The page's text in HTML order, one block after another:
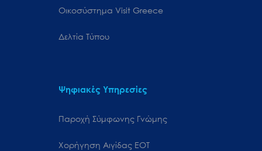
Oικοσύστημα Visit Greece
Δελτία Τύπου
Ψηφιακές Υπηρεσίες
Παροχή Σύμφωνης Γνώμης
Χορήγηση Αιγίδας ΕΟΤ